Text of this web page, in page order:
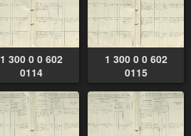
1 300 0 0 602
0114
1 300 0 0 602
0115